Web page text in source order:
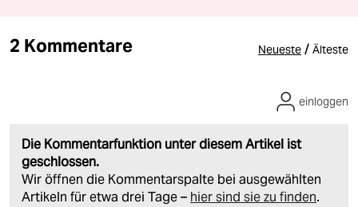
2 Kommentare Neueste / Älteste
Die Kommentarfunktion unter diesem Artikel ist
geschlossen.
Wir öffnen die Kommentarspalte bei ausgewählten
Artikeln für etwa drei Tage – hier sind sie zu finden.
einloggen